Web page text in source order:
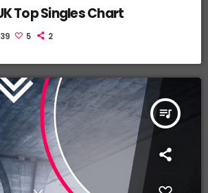
Top Singles Chart
39 5 2
queue_music